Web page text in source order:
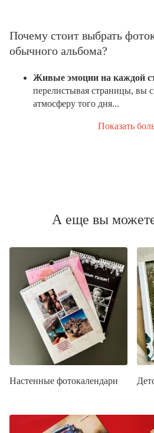
Почему стоит выбрать
обычного альбома?
Живые эмоции на каждой
перелистывая страницы, вы
атмосферу того дня...
Показать
А еще вы можете
Настенные фотокалендари